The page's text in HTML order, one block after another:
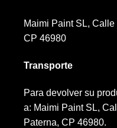
Maimi Paint SL,
CP 46980
Transporte
Para devolver su
a: Maimi Paint SL,
Paterna, CP 46980.